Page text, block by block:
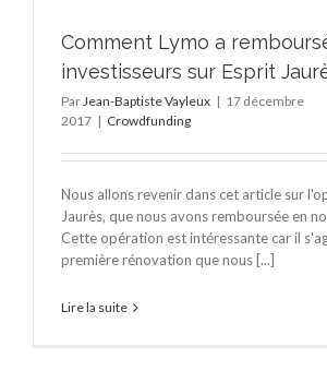
Comment Lymo a
investisseurs sur Esprit
ParJean-Baptiste Vayleux | 17 décembre
2017 | Crowdfunding
Nous allons revenir dans cet article sur
Jaurès, que nous avons remboursée en
Cette opération est intéressante car il
première rénovation que nous [...]
Lire la suite